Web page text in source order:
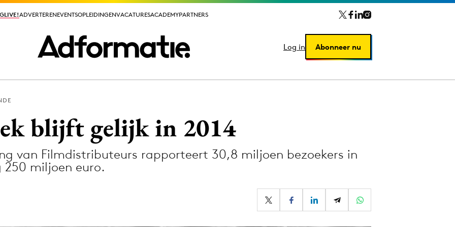
ADVERTERENEVENTSOPLEIDINGENVACATURESACADEMYPARTNERS
Log in Abonneer nu
ADVERTERENEVENTSOPLEIDINGENVACATURESACADEMYPARTNERS
Log in Abonneer nu
blijft gelijk in 2014
van Filmdistributeurs rapporteert 30,8 miljoen bezoekers in
250 miljoen euro.